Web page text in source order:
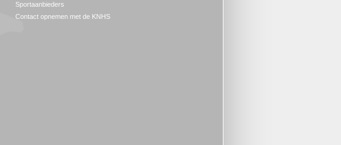
Sportaanbieders
Contact opnemen met de KNHS